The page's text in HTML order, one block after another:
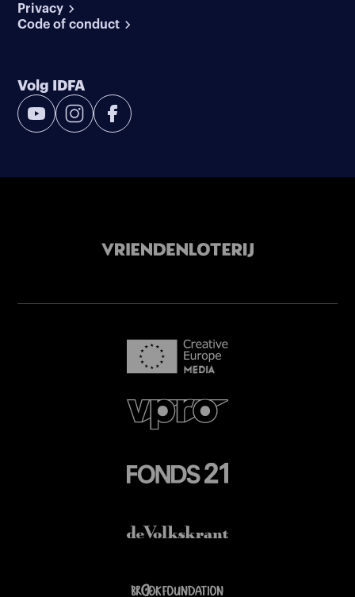
Privacy
Code of conduct
Volg IDFA